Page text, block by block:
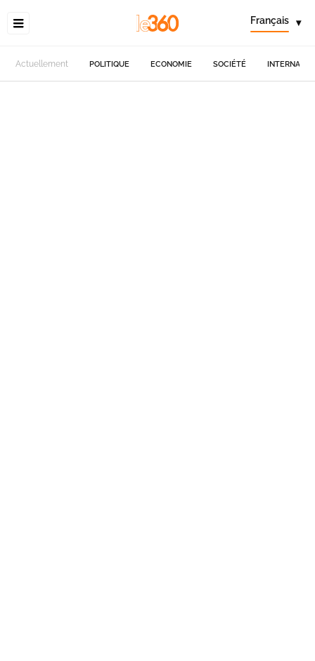
Français ▾
Actuellement POLITIQUE ECONOMIE SOCIÉTÉ